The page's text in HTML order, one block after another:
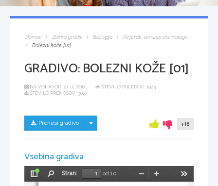
Domov Zbirka gradiv Biologija
Referati, seminarske naloge
Bolezni kože [01]
GRADIVO:BOLEZNI KOŽE [01]
NA VOLJO OD: 21.12.2018
ŠTEVILO OGLEDOV: 1923
ŠTEVILO PRENOSOV: 3027
Prenesi gradivo Skrij/prikaži meni +18
Vsebina gradiva
Preklopi
Stran:
od 10
Pomanjšaj